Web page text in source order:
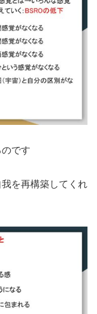
です
を再構築してくれ